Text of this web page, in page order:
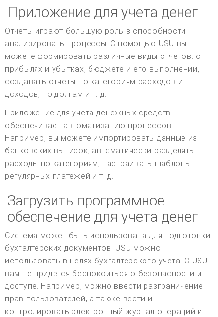
Приложение для учета денег
Отчеты играют большую роль в способности
анализировать процессы. С помощью USU вы
можете формировать различные виды отчетов: о
прибылях и убытках, бюджете и его выполнении,
создавать отчеты по категориям расходов и
доходов, по долгам и т. д.
Приложение для учета денежных средств
обеспечивает автоматизацию процессов.
Например, вы можете импортировать данные из
банковских выписок, автоматически разделять
расходы по категориям, настраивать шаблоны
регулярных платежей и т. д.
Загрузить программное
обеспечение для учета денег
Система может быть использована для подготовки
бухгалтерских документов. USU можно
использовать в целях бухгалтерского учета. С USU
вам не придется беспокоиться о безопасности и
доступе. Например, можно ввести разграничение
прав пользователей, а также вести и
контролировать электронный журнал операций и